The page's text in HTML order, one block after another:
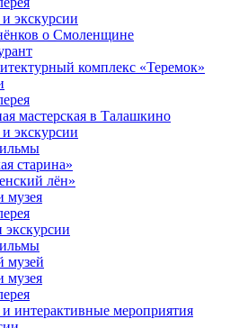
экскурсии
о Смоленщине
комплекс «Теремок»
мастерская в Талашкино
экскурсии
старина»
лён»
музея
музей
музея
интерактивные мероприятия